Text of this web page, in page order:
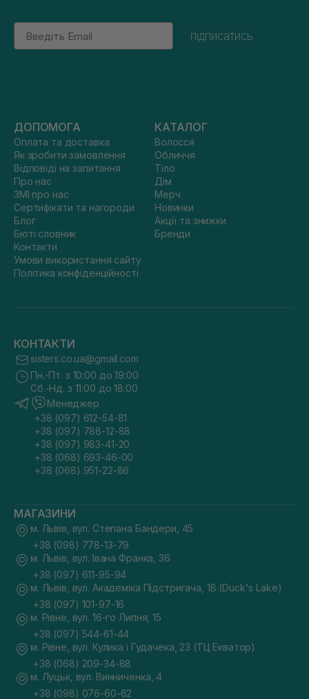
Email
підписатись
ДОПОМОГА
Оплата та доставка
Як зробити замовлення
Відповіді на запитання
Про нас
ЗМІ про нас
Сертифікати та нагороди
Блог
Бюті словник
Контакти
Умови використання сайту
Політика конфіденційності
КАТАЛОГ
Волосся
Обличчя
Тіло
Дім
Мерч
Новинки
Акції та знижки
Бренди
КОНТАКТИ
sisters.co.ua@gmail.com
Пн.-Пт. з 10:00 до 19:00
Сб.-Нд. з 11:00 до 18:00
Менеджер
+38 (097) 612-54-81
+38 (097) 788-12-88
+38 (097) 983-41-20
+38 (068) 693-46-00
+38 (068) 951-22-86
МАГАЗИНИ
м. Львів, вул. Степана Бандери, 45
+38 (098) 778-13-79
м. Львів, вул. Івана Франка, 36
+38 (097) 611-95-94
м. Львів, вул. Академіка Підстригача, 1В (Duck's Lake)
+38 (097) 101-97-16
м. Рівне, вул. 16-го Липня, 15
+38 (097) 544-61-44
м. Рівне, вул. Кулика і Гудачека, 23 (ТЦ Екватор)
+38 (068) 209-34-88
м. Луцьк, вул. Винниченка, 4
+38 (098) 076-60-62